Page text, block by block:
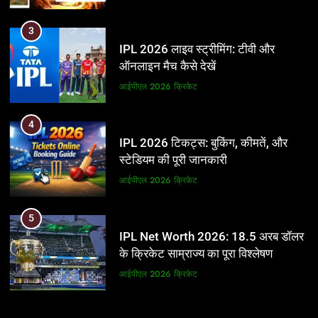
3
IPL 2026 लाइव स्ट्रीमिंग: टीवी और
ऑनलाइन मैच कैसे देखें
आईपीएल 2026 क्रिकेट
4
IPL 2026 टिकट्स: बुकिंग, कीमतें, और
स्टेडियम की पूरी जानकारी
आईपीएल 2026 क्रिकेट
5
IPL Net Worth 2026: 18.5 अरब डॉलर
के क्रिकेट साम्राज्य का पूरा विश्लेषण
आईपीएल 2026 क्रिकेट